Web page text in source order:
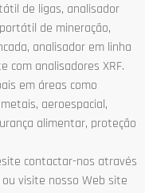
de ligas, analisador
de mineração,
analisador em linha
com analisadores XRF.
em áreas como
aeroespacial,
alimentar, proteção
contactar-nos através
visite nosso Web site